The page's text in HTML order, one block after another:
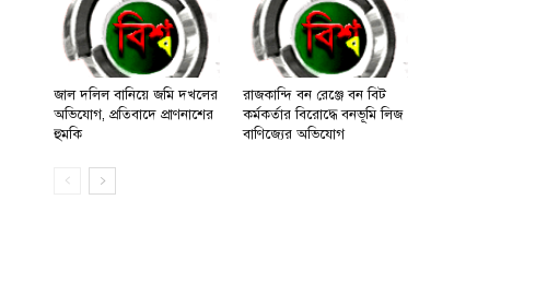
জাল দলিল বানিয়ে জমি দখলের
অভিযোগ, প্রতিবাদে প্রাণনাশের
হুমকি
রাজকান্দি বন রেঞ্জে বন বিট
কর্মকর্তার বিরোদ্ধে বনভূমি লিজ
বাণিজ্যের অভিযোগ